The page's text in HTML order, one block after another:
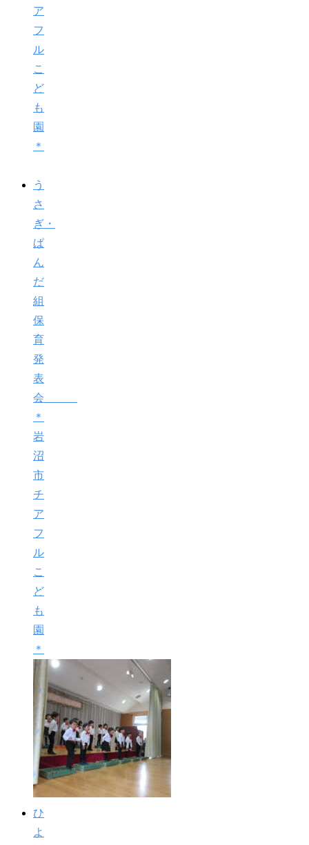
ア
フ
ル
こ
ど
も
園
＊
う
さ
ぎ・
ぱ
ん
だ
組
保
育
発
表
会
＊
岩
沼
市
チ
ア
フ
ル
こ
ど
も
園
＊
ひ
よ